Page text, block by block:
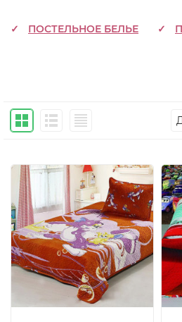
ПОСТЕЛЬНОЕ БЕЛЬЕ